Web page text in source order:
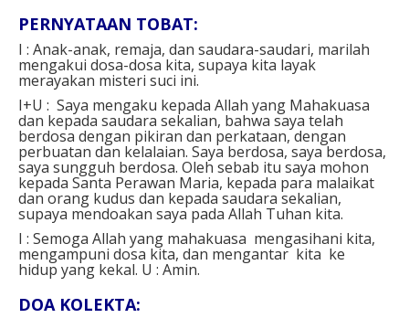
PERNYATAAN TOBAT:
I : Anak-anak, remaja, dan saudara-saudari, marilah
mengakui dosa-dosa kita, supaya kita layak
merayakan misteri suci ini.
I+U : Saya mengaku kepada Allah yang Mahakuasa
dan kepada saudara sekalian, bahwa saya telah
berdosa dengan pikiran dan perkataan, dengan
perbuatan dan kelalaian. Saya berdosa, saya berdosa,
saya sungguh berdosa. Oleh sebab itu saya mohon
kepada Santa Perawan Maria, kepada para malaikat
dan orang kudus dan kepada saudara sekalian,
supaya mendoakan saya pada Allah Tuhan kita.
I : Semoga Allah yang mahakuasa mengasihani kita,
mengampuni dosa kita, dan mengantar kita ke
hidup yang kekal. U : Amin.
DOA KOLEKTA: